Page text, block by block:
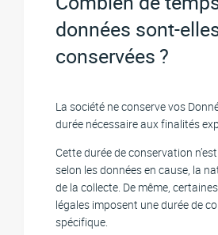
données sont-
conservées ?
La société ne conserve vos
durée nécessaire aux finalités
Cette durée de conservation
selon les données en cause, la
de la collecte. De même,
légales imposent une durée de
spécifique.